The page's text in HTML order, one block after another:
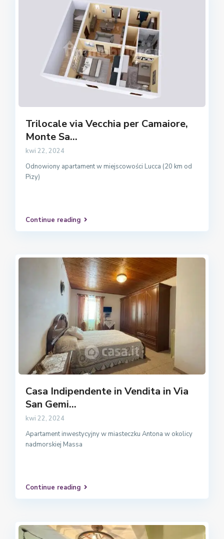
Trilocale via Vecchia per Camaiore,
Monte Sa...
kwi 22, 2024
Odnowiony apartament w miejscowości Lucca (20 km od
Pizy)
Continue reading
Casa Indipendente in Vendita in Via
San Gemi...
kwi 22, 2024
Apartament inwestycyjny w miasteczku Antona w okolicy
nadmorskiej Massa
Continue reading